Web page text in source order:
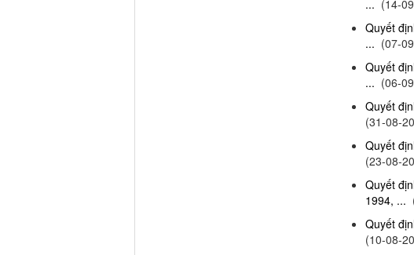
... (14-
Quyết
... (07-
Quyết
... (06-
Quyết
(31-08-
Quyết
(23-08-
Quyết
1994, ...
Quyết
(10-08-